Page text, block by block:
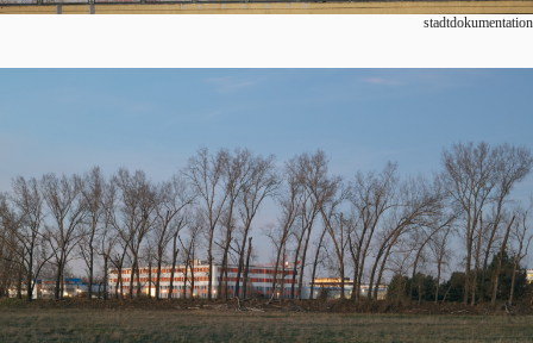
stadtdokumentation